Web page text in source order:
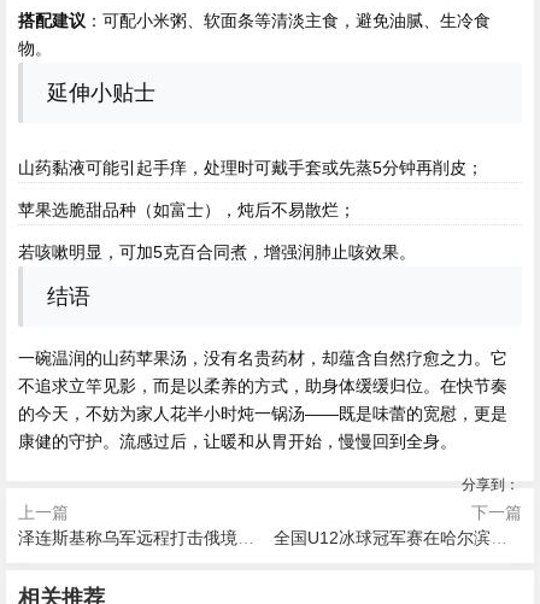
搭配建议 ：可配小米粥、软面条等清淡主食，避免油腻、生冷食
物。
延伸小贴士
山药黏液可能引起手痒，处理时可戴手套或先蒸5分钟再削皮；
苹果选脆甜品种（如富士），炖后不易散烂；
若咳嗽明显，可加5克百合同煮，增强润肺止咳效果。
结语
一碗温润的山药苹果汤，没有名贵药材，却蕴含自然疗愈之力。它
不追求立竿见影，而是以柔养的方式，助身体缓缓归位。在快节奏
的今天，不妨为家人花半小时炖一锅汤——既是味蕾的宽慰，更是
康健的守护。流感过后，让暖和从胃开始，慢慢回到全身。
分享到：
上一篇
下一篇
相关推荐
2025年韩国大邱韩医大学留学
美军宣布对伊朗开始新一波打